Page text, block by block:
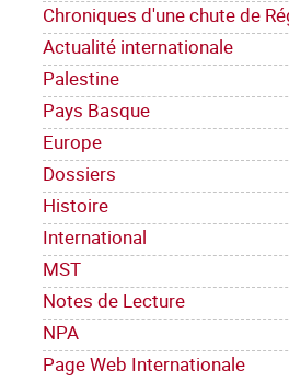
Chroniques d'une chute de
Actualité internationale
Palestine
Pays Basque
Europe
Dossiers
Histoire
International
MST
Notes de Lecture
NPA
Page Web Internationale